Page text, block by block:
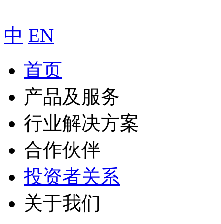
中 EN
首页
产品及服务
行业解决方案
合作伙伴
投资者关系
关于我们